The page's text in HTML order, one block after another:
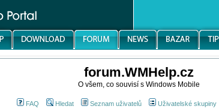
forum.WMHelp.cz
O všem, co souvisí s Windows Mobile
FAQ Hledat Seznam uživatelů Uživatelské skupiny